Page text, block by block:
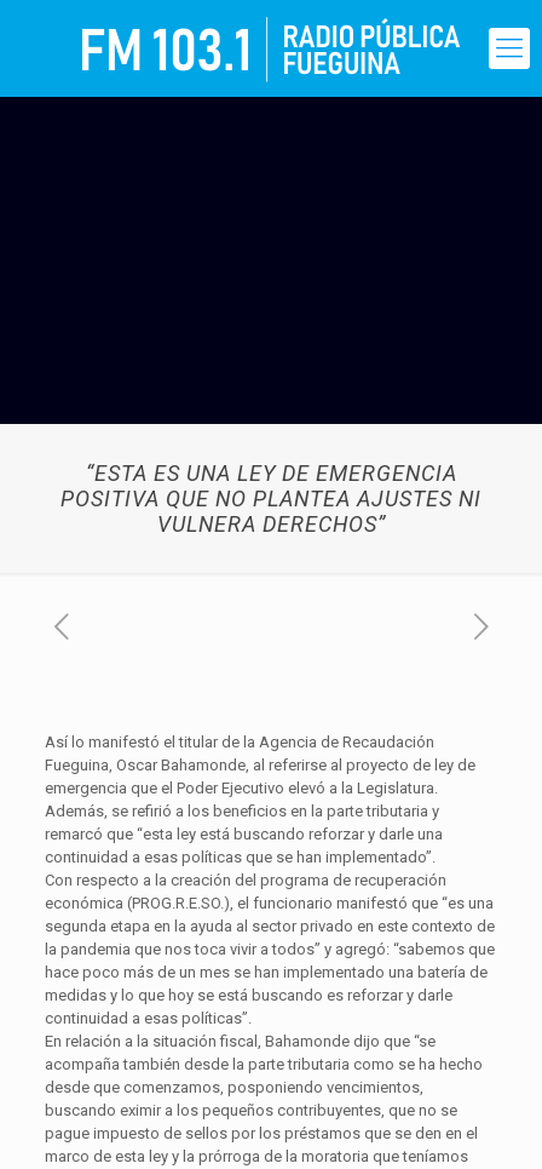
“ESTA ES UNA LEY DE EMERGENCIA
POSITIVA QUE NO PLANTEA AJUSTES NI
VULNERA DERECHOS”
Así lo manifestó el titular de la Agencia de Recaudación
Fueguina, Oscar Bahamonde, al referirse al proyecto de ley de
emergencia que el Poder Ejecutivo elevó a la Legislatura.
Además, se refirió a los beneficios en la parte tributaria y
remarcó que “esta ley está buscando reforzar y darle una
continuidad a esas políticas que se han implementado”.
Con respecto a la creación del programa de recuperación
económica (PROG.R.E.SO.), el funcionario manifestó que “es una
segunda etapa en la ayuda al sector privado en este contexto de
la pandemia que nos toca vivir a todos” y agregó: “sabemos que
hace poco más de un mes se han implementado una batería de
medidas y lo que hoy se está buscando es reforzar y darle
continuidad a esas políticas”.
En relación a la situación fiscal, Bahamonde dijo que “se
acompaña también desde la parte tributaria como se ha hecho
desde que comenzamos, posponiendo vencimientos,
buscando eximir a los pequeños contribuyentes, que no se
pague impuesto de sellos por los préstamos que se den en el
marco de esta ley y la prórroga de la moratoria que teníamos